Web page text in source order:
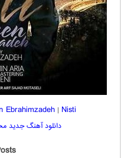
Ebrahimzadeh| Nisti
دانلود آهنگ جدید